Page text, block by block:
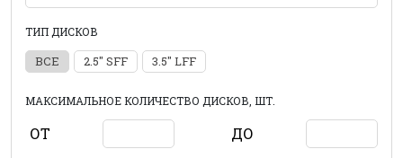
ТИП ДИСКОВ
ВСЕ 2.5" SFF 3.5" LFF
МАКСИМАЛЬНОЕ КОЛИЧЕСТВО ДИСКОВ, ШТ.
ОТ ДО